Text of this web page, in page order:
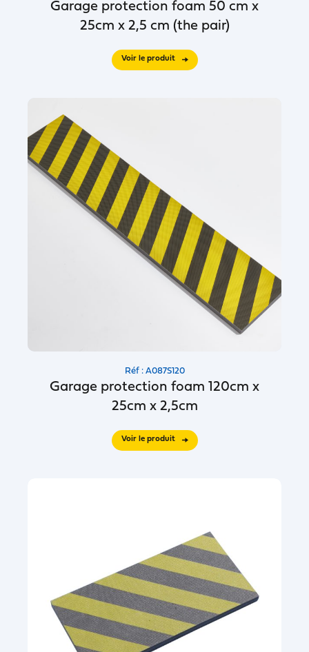
Garage protection foam 50 cm x
25cm x 2,5 cm (the pair)
Voir le produit
Réf : A087S120
Garage protection foam 120cm x
25cm x 2,5cm
Voir le produit